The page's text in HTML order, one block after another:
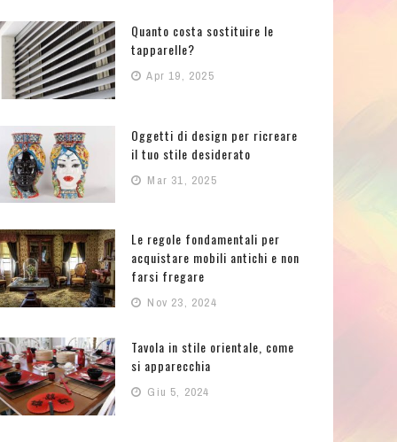
Quanto costa sostituire le
tapparelle?
Apr 19, 2025
Oggetti di design per ricreare
il tuo stile desiderato
Mar 31, 2025
Le regole fondamentali per
acquistare mobili antichi e non
farsi fregare
Nov 23, 2024
Tavola in stile orientale, come
si apparecchia
Giu 5, 2024